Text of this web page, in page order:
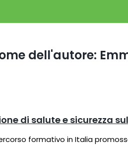
dell'autore:
di salute e sicurezza
formativo in Italia